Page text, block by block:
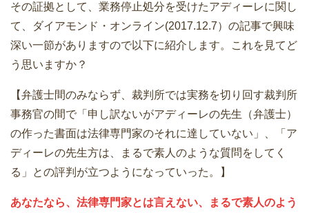
その証拠として、業務停止処分を受けたアディーレに関し
て、ダイアモンド・オンライン(2017.12.7）の記事で興味
深い一節がありますので以下に紹介します。これを見てど
う思いますか？
【弁護士間のみならず、裁判所では実務を切り回す裁判所
事務官の間で「申し訳ないがアディーレの先生（弁護士）
の作った書面は法律専門家のそれに達していない」、「ア
ディーレの先生方は、まるで素人のような質問をしてく
る」との評判が立つようになっていった。】
あなたなら、法律専門家とは言えない、まるで素人のよう